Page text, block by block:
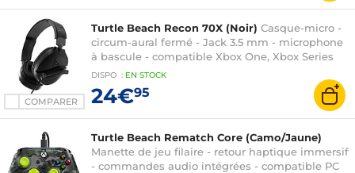
COMPARER
Turtle Beach Recon 70X (Noir) Casque-micro -
circum-aural fermé - Jack 3.5 mm - microphone
à bascule - compatible Xbox One, Xbox Series
S/X, PC
DISPO : EN STOCK
24€95
Turtle Beach Rematch Core (Camo/Jaune)
Manette de jeu filaire - retour haptique immersif
- commandes audio intégrées - compatible PC